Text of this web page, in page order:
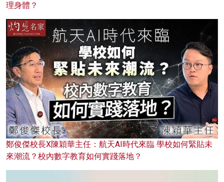
理身體？
鄭俊傑校長X陳穎華主任：航天AI時代來臨 學校如何緊貼未
來潮流？校內數字教育如何實踐落地？